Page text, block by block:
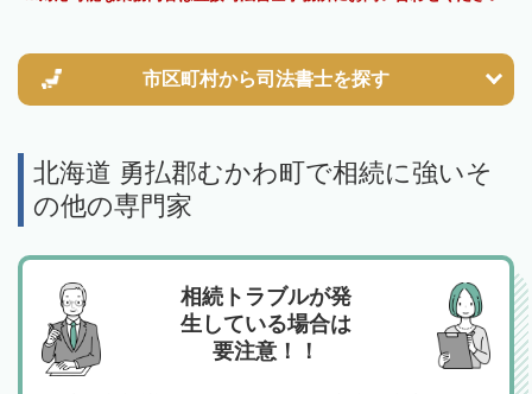
市区町村から司法書士を探す
北海道 勇払郡むかわ町で相続に強いそ
の他の専門家
相続トラブルが発
生している場合は
要注意！！